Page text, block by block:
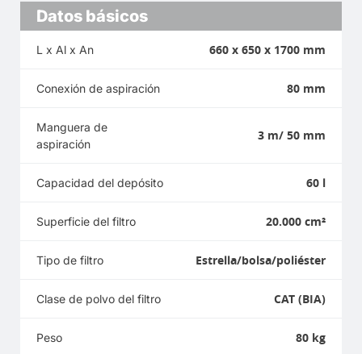
Datos básicos
L x Al x An 660 x 650 x 1700 mm
Conexión de aspiración 80 mm
Manguera de
aspiración
3 m/ 50 mm
Capacidad del depósito 60 l
Superficie del filtro 20.000 cm²
Tipo de filtro Estrella/bolsa/poliéster
Clase de polvo del filtro CAT (BIA)
Peso 80 kg